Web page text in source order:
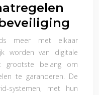
meer met elkaar
worden van digitale
grootste belang om
te garanderen. De
systemen, met hun